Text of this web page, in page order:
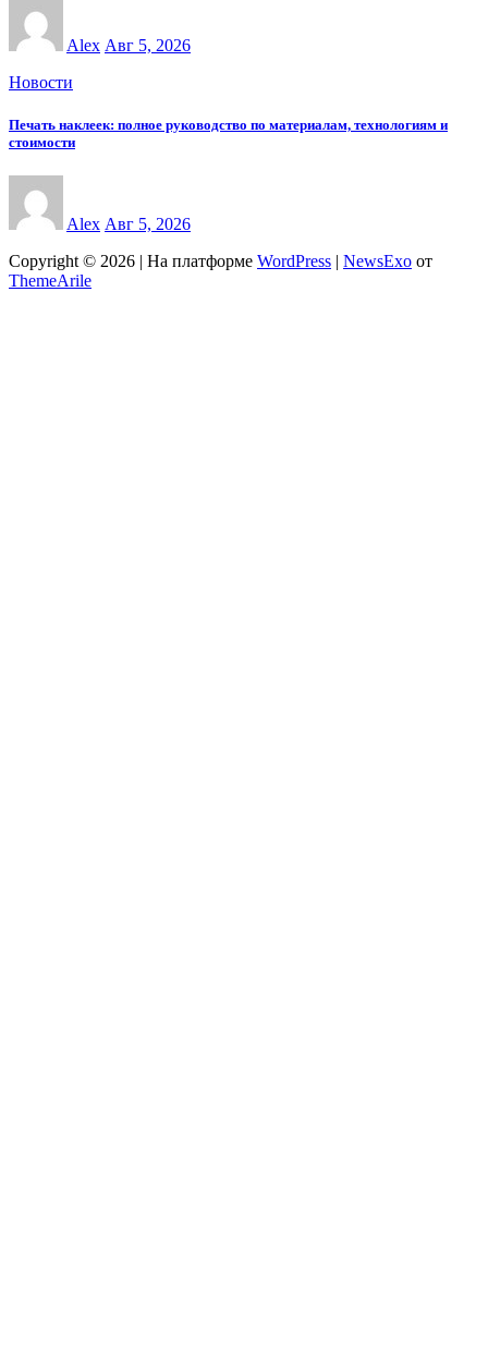
Alex Авг 5, 2026
Новости
Печать наклеек: полное руководство по материалам, технологиям и
стоимости
Alex Авг 5, 2026
Copyright © 2026 | На платформе WordPress NewsExo от
ThemeArile